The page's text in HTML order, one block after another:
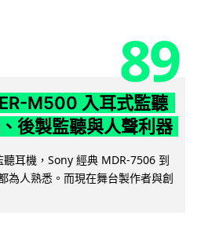
89
M500 入耳式監聽
後製監聽與人聲利器
耳機，Sony 經典 MDR-7506 到
為人熟悉。而現在舞台製作者與創